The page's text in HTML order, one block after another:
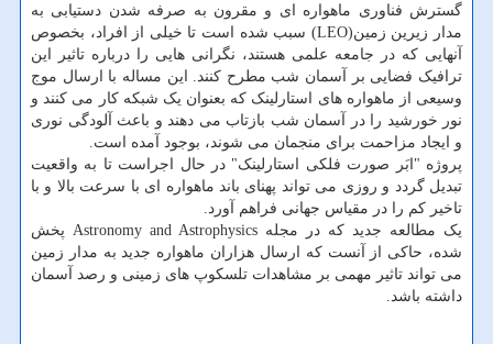
گسترش فناوری ماهواره ای و مقرون به صرفه شدن دستیابی به
مدار زیرین زمین(LEO) سبب شده است تا خیلی از افراد، بخصوص
آنهایی که در جامعه علمی هستند، نگرانی هایی را درباره تاثیر این
ترافیک فضایی بر آسمان شب مطرح کنند. این مساله با ارسال موج
وسیعی از ماهواره های استارلینک که بعنوان یک شبکه کار می کنند و
نور خورشید را در آسمان شب بازتاب می دهند و باعث آلودگی نوری
و ایجاد مزاحمت برای منجمان می شوند، بوجود آمده است.
پروژه "ابَر صورت فلکی استارلینک" در حال اجراست تا به واقعیت
تبدیل گردد و روزی می تواند پهنای باند ماهواره ای با سرعت بالا و با
تاخیر کم را در مقیاس جهانی فراهم آورد.
یک مطالعه جدید که در مجله Astronomy and Astrophysics پخش
شده، حاکی از آنست که ارسال هزاران ماهواره جدید به مدار زمین
می تواند تاثیر مهمی بر مشاهدات تلسکوپ های زمینی و رصد آسمان
داشته باشد.